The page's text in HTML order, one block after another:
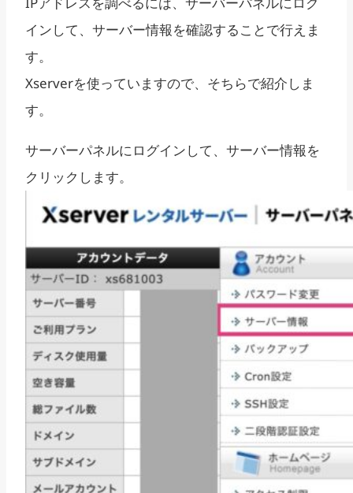
インして、サーバー情報を確認することで行えま
す。
Xserverを使っていますので、そちらで紹介しま
す。
サーバーパネルにログインして、サーバー情報を
クリックします。